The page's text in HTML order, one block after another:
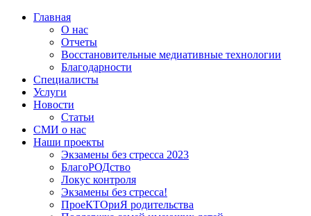
Главная
О нас
Отчеты
Восстановительные медиативные технологии
Благодарности
Специалисты
Услуги
Новости
Статьи
СМИ о нас
Наши проекты
Экзамены без стресса 2023
БлагоРОДство
Локус контроля
Экзамены без стресса!
ПроеКТОриЯ родительства